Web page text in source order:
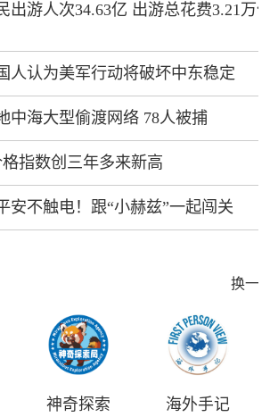
出游人次34.63亿 出游总花费3.21万亿
人认为美军行动将破坏中东稳定
中海大型偷渡网络 78人被捕
指数创三年多来新高
安不触电！跟“小赫兹”一起闯关
换一批
神奇探索
海外手记